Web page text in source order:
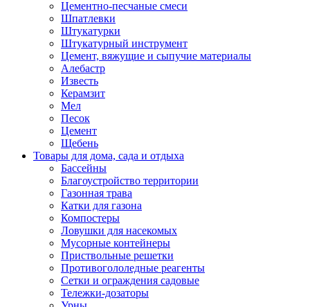
Цементно-песчаные смеси
Шпатлевки
Штукатурки
Штукатурный инструмент
Цемент, вяжущие и сыпучие материалы
Алебастр
Известь
Керамзит
Мел
Песок
Цемент
Щебень
Товары для дома, сада и отдыха
Бассейны
Благоустройство территории
Газонная трава
Катки для газона
Компостеры
Ловушки для насекомых
Мусорные контейнеры
Приствольные решетки
Противогололедные реагенты
Сетки и ограждения садовые
Тележки-дозаторы